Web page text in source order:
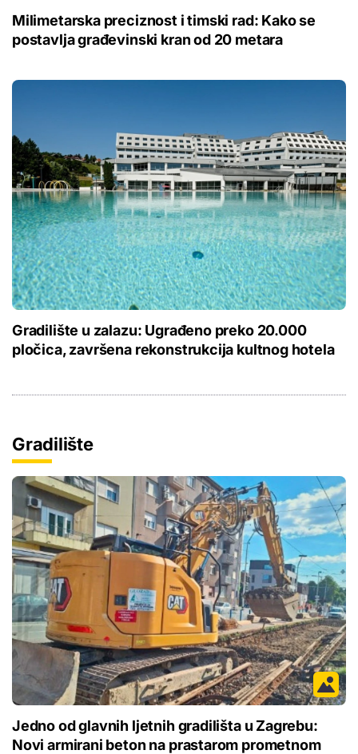
Milimetarska preciznost i timski rad: Kako se
postavlja građevinski kran od 20 metara
Gradilište u zalazu: Ugrađeno preko 20.000
pločica, završena rekonstrukcija kultnog hotela
Gradilište
Jedno od glavnih ljetnih gradilišta u Zagrebu:
Novi armirani beton na prastarom prometnom